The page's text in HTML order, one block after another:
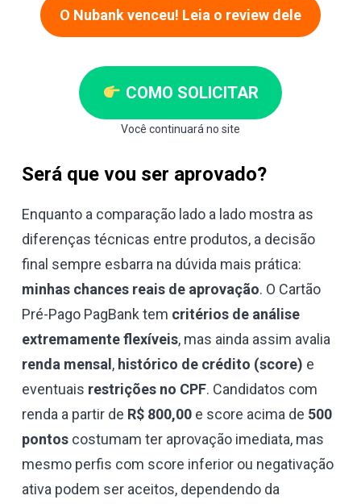
O Nubank venceu! Leia o review dele
COMO SOLICITAR
Você continuará no site
Será que vou ser aprovado?
Enquanto a comparação lado a lado mostra as
diferenças técnicas entre produtos, a decisão
final sempre esbarra na dúvida mais prática:
minhas chances reais de aprovação. O Cartão
Pré-Pago PagBank tem critérios de análise
extremamente flexíveis, mas ainda assim avalia
renda mensal , histórico de crédito (score) e
eventuais restrições no CPF. Candidatos com
renda a partir de R$ 800,00 e score acima de 500
pontos costumam ter aprovação imediata, mas
mesmo perfis com score inferior ou negativação
ativa podem ser aceitos, dependendo da